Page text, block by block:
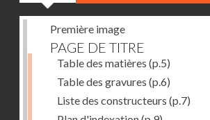
Première image
PAGE DE TITRE
Table des matières (p.5)
Table des gravures (p.6)
Liste des constructeurs (p.7)